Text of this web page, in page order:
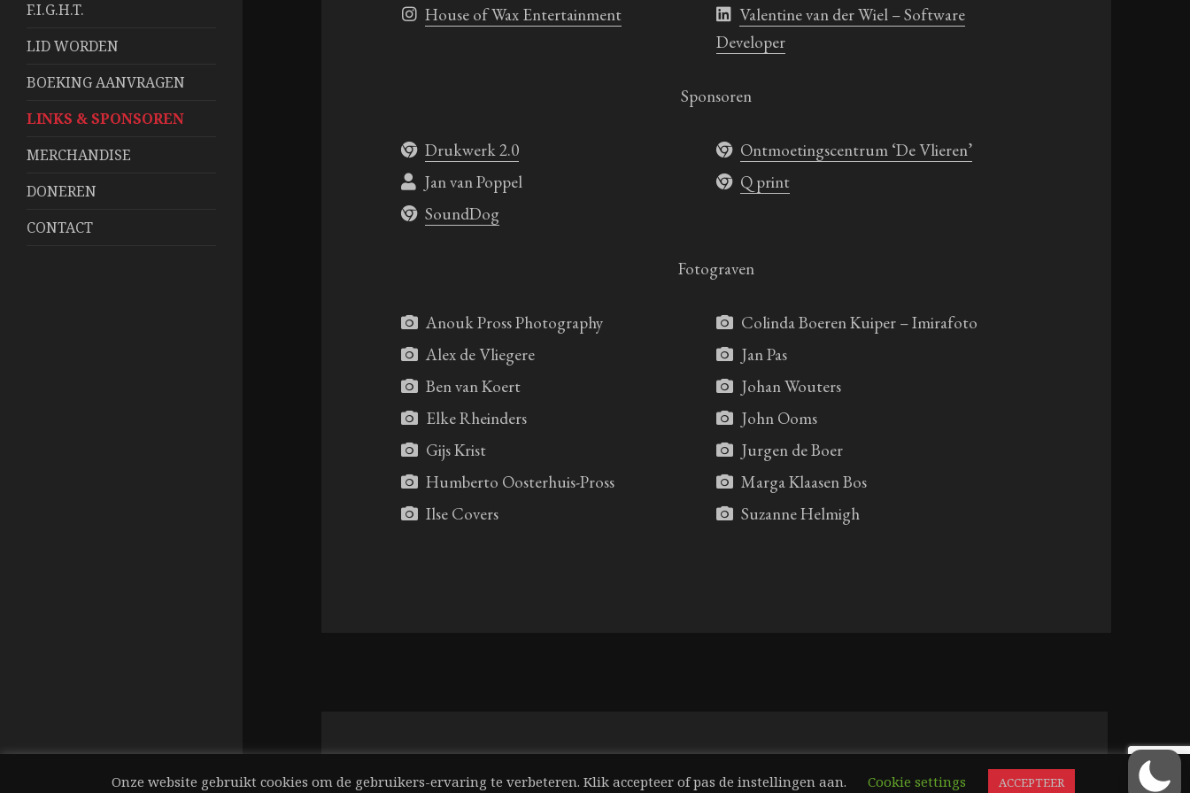
F.I.G.H.T.
LID WORDEN
BOEKING AANVRAGEN
LINKS & SPONSOREN
MERCHANDISE
DONEREN
CONTACT
House of Wax Entertainment
Valentine van der Wiel – Software
Developer
Sponsoren
Drukwerk 2.0
Jan van Poppel
SoundDog
Ontmoetingscentrum ‘De Vlieren’
Q print
Fotograven
Anouk Pross Photography
Alex de Vliegere
Ben van Koert
Elke Rheinders
Gijs Krist
Humberto Oosterhuis-Pross
Ilse Covers
Colinda Boeren Kuiper – Imirafoto
Jan Pas
Johan Wouters
John Ooms
Jurgen de Boer
Marga Klaasen Bos
Suzanne Helmigh
Onze website gebruikt cookies om de gebruikers-ervaring te verbeteren. Klik accepteer of pas de instellingen aan. Cookie settings ACCEPTEER